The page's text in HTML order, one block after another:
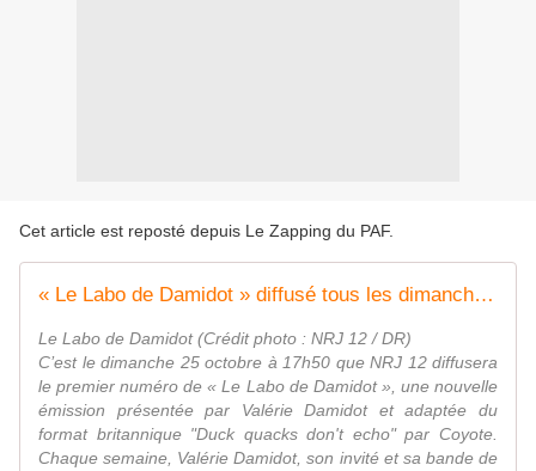
Cet article est reposté depuis Le Zapping du PAF.
« Le Labo de Damidot » diffusé tous les dimanches dès le 25 octobre sur NRJ 12
Le Labo de Damidot (Crédit photo : NRJ 12 / DR)
C’est le dimanche 25 octobre à 17h50 que NRJ 12 diffusera
le premier numéro de « Le Labo de Damidot », une nouvelle
émission présentée par Valérie Damidot et adaptée du
format britannique "Duck quacks don't echo" par Coyote.
Chaque semaine, Valérie Damidot, son invité et sa bande de